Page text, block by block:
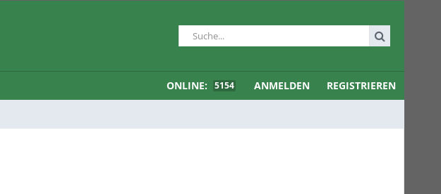
ONLINE: 5154 ANMELDEN REGISTRIEREN